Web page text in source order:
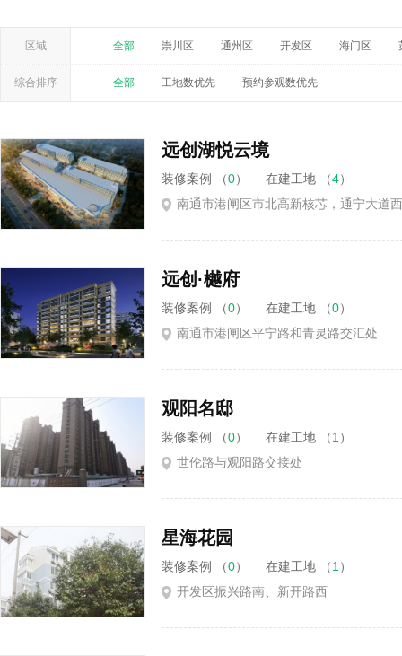
区域 全部 崇川区 通州区 开发区 海门区
综合排序 全部 工地数优先 预约参观数优先
远创湖悦云境
装修案例 （0） 在建工地 （4）
南通市港闸区市北高新核芯，通宁大道西
远创·樾府
装修案例 （0） 在建工地 （0）
南通市港闸区平宁路和青灵路交汇处
观阳名邸
装修案例 （0） 在建工地 （1 ）
世伦路与观阳路交接处
星海花园
装修案例 （0） 在建工地 （1 ）
开发区振兴路南、新开路西